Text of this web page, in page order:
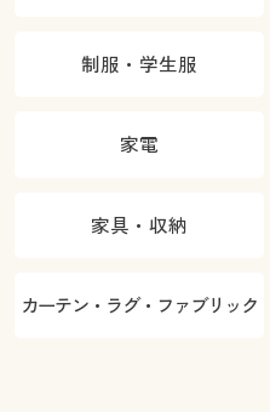
制服・学生服
家電
家具・収納
カーテン・ラグ・ファブリック